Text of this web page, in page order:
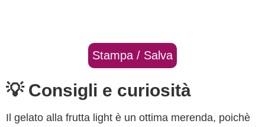
Stampa / Salva
💡 Consigli e curiosità
Il gelato alla frutta light è un ottima merenda, poichè